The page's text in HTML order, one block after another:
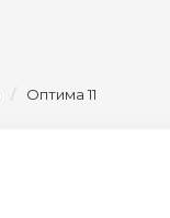
/ Оптима 11